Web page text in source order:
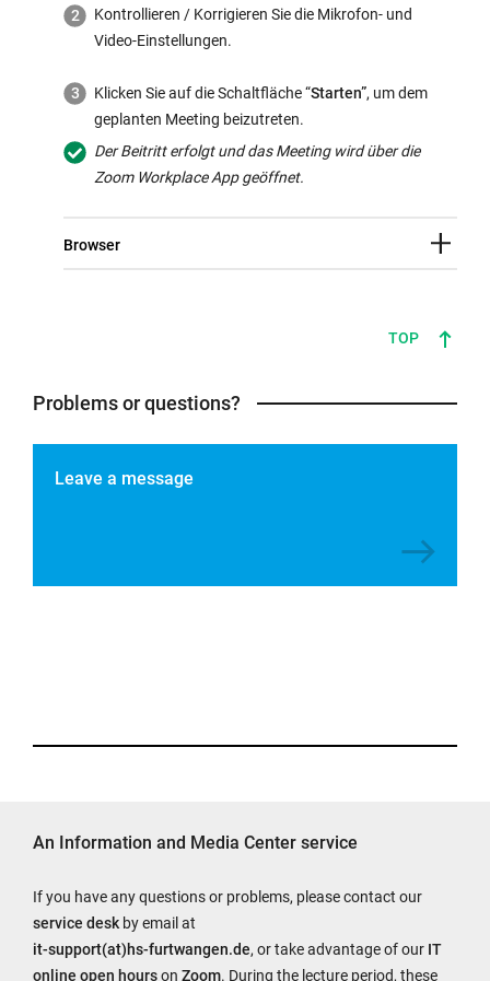
Kontrollieren / Korrigieren Sie die Mikrofon- und
Video-Einstellungen.
Klicken Sie auf die Schaltfläche “Starten”, um dem
geplanten Meeting beizutreten.
Der Beitritt erfolgt und das Meeting wird über die
Zoom Workplace App geöffnet.
Browser
TOP
Problems or questions?
Leave a message
An Information and Media Center service
If you have any questions or problems, please contact our
service desk by email at
it-support(at)hs-furtwangen.de, or take advantage of our IT
online open hourson Zoom. During the lecture period, these